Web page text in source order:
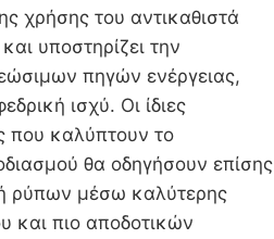
χρήσης του αντικαθιστά
υποστηρίζει την
πηγών ενέργειας,
ισχύ. Οι ίδιες
που καλύπτουν το
θα οδηγήσουν επίσης
ρύπων μέσω καλύτερης
και πιο αποδοτικών